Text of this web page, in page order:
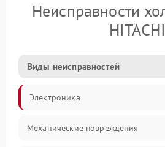
Неисправности
HITACHI
Виды неисправностей
Электроника
Механические повреждения